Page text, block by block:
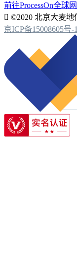
前往ProcessOn全球
 ©2020 北京大麦地
京ICP备15008605号-1